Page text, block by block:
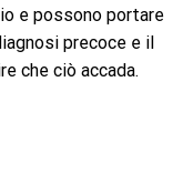
e possono portare
precoce e il
che ciò accada.